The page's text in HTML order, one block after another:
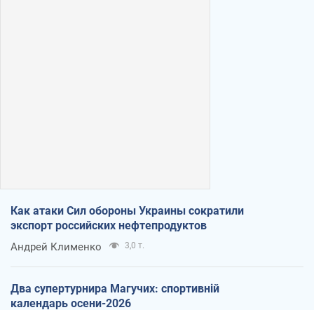
Как атаки Сил обороны Украины сократили
экспорт российских нефтепродуктов
Андрей Клименко 3,0 т.
Два супертурнира Магучих: спортивній
календарь осени-2026